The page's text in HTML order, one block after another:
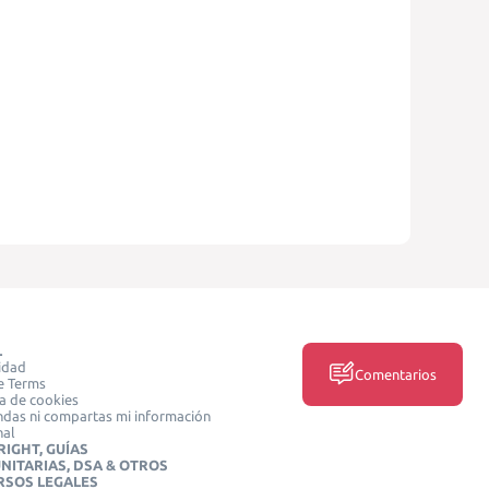
Terms
de cookies
ni compartas mi información
GUÍAS
DSA & OTROS
LEGALES
Comentarios